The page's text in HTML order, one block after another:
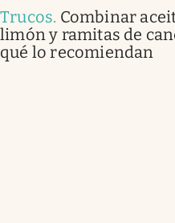
Trucos. Combinar
limón y ramitas de
qué lo recomiendan